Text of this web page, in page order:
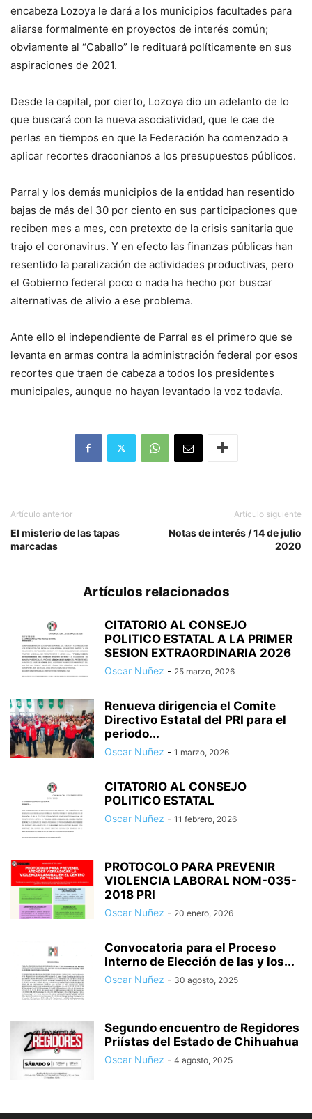
encabeza Lozoya le dará a los municipios facultades para
aliarse formalmente en proyectos de interés común;
obviamente al “Caballo” le redituará políticamente en sus
aspiraciones de 2021.
Desde la capital, por cierto, Lozoya dio un adelanto de lo
que buscará con la nueva asociatividad, que le cae de
perlas en tiempos en que la Federación ha comenzado a
aplicar recortes draconianos a los presupuestos públicos.
Parral y los demás municipios de la entidad han resentido
bajas de más del 30 por ciento en sus participaciones que
reciben mes a mes, con pretexto de la crisis sanitaria que
trajo el coronavirus. Y en efecto las finanzas públicas han
resentido la paralización de actividades productivas, pero
el Gobierno federal poco o nada ha hecho por buscar
alternativas de alivio a ese problema.
Ante ello el independiente de Parral es el primero que se
levanta en armas contra la administración federal por esos
recortes que traen de cabeza a todos los presidentes
municipales, aunque no hayan levantado la voz todavía.
Artículo anterior
El misterio de las tapas
marcadas
Artículo siguiente
Notas de interés / 14 de julio
2020
Artículos relacionados
CITATORIO AL CONSEJO
POLITICO ESTATAL A LA PRIMER
SESION EXTRAORDINARIA 2026
Oscar Nuñez - 25 marzo, 2026
Renueva dirigencia el Comite
Directivo Estatal del PRI para el
periodo...
Oscar Nuñez - 1 marzo, 2026
CITATORIO AL CONSEJO
POLITICO ESTATAL
Oscar Nuñez - 11 febrero, 2026
PROTOCOLO PARA PREVENIR
VIOLENCIA LABORAL NOM-035-
2018 PRI
Oscar Nuñez - 20 enero, 2026
Convocatoria para el Proceso
Interno de Elección de las y los...
Oscar Nuñez - 30 agosto, 2025
Segundo encuentro de Regidores
Priístas del Estado de Chihuahua
Oscar Nuñez - 4 agosto, 2025